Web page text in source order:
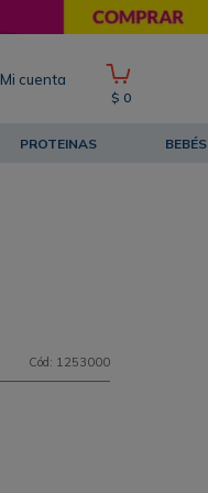
Mi cuenta
$ 0
PROTEINAS BEBÉS
Cód : 1253000